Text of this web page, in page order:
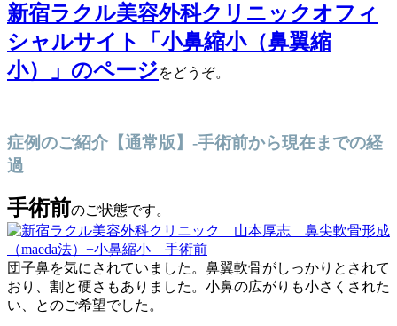
新宿ラクル美容外科クリニックオフィ
シャルサイト「小鼻縮小（鼻翼縮
小）」のページをどうぞ。
症例のご紹介【通常版】-手術前から現在までの経
過
手術前のご状態です。
団子鼻を気にされていました。鼻翼軟骨がしっかりとされて
おり、割と硬さもありました。小鼻の広がりも小さくされた
い、とのご希望でした。